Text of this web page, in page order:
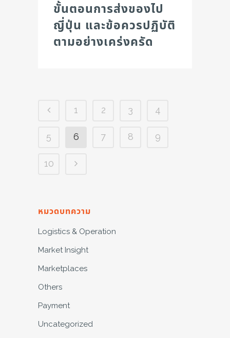
ขั้นตอนการส่งของไป
ญี่ปุ่น และข้อควรปฏิบัติ
ตามอย่างเคร่งครัด
1 2 3
4
5
6 7 8
9
10
หมวดบทความ
Logistics & Operation
Market Insight
Marketplaces
Others
Payment
Uncategorized